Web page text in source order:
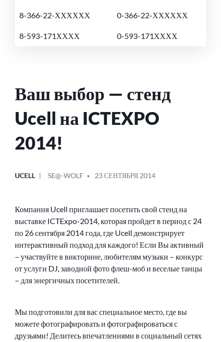
8-366-22-ХХХХХХ 0-366-22-ХХХХХХ
8-593-171ХХХХ 0-593-171ХХХХ
Ваш выбор — стенд
Ucell на ICTEXPO
2014!
В
UCELL
ОТ
SE@-WOLF 23 СЕНТЯБРЯ 2014
Компания Ucell приглашает посетить свой стенд на
выставке ICTExpo-2014, которая пройдет в период с 24
по 26 сентября 2014 года, где Ucell демонстрирует
интерактивный подход для каждого! Если Вы активный
– участвуйте в викторине, любителям музыки – конкурс
от услуги DJ, заводной фото флеш-моб и веселые танцы
– для энергичных посетителей.
Мы подготовили для вас специальное место, где вы
можете фотографировать и фотографироваться с
друзьями! Делитесь впечатлениями в социальный сетях